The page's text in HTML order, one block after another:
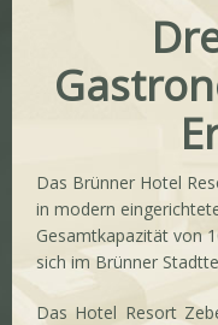
Das Brünner Hotel
in modern
Gesamtkapazität von
sich im Brünner
Das Hotel Resort